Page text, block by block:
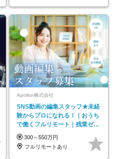
Apollon株式会社
SNS動画の編集スタッフ★未経
験からプロになれる！｜おうち
で働くフルリモート｜残業ゼロ
で18時退勤◎
300～550万円
フルリモートあり